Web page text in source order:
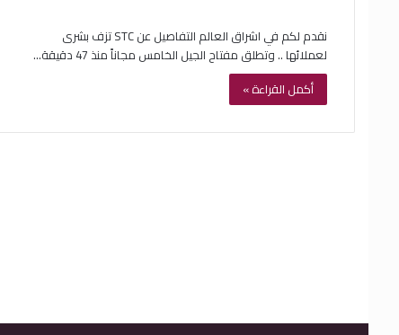
نقدم لكم في اشراق العالم التفاصيل عن STC تزف بشرى
لعملائها .. وتطلق مفتاح الجيل الخامس مجاناً منذ 47 دقيقة…
أكمل القراءة »